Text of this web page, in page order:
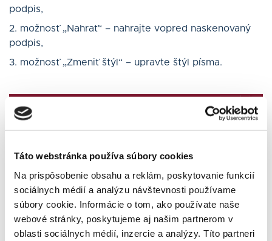
Táto webstránka používa súbory cookies
Na prispôsobenie obsahu a reklám, poskytovanie funkcií
sociálnych médií a analýzu návštevnosti používame
súbory cookie. Informácie o tom, ako používate naše
webové stránky, poskytujeme aj našim partnerom v
oblasti sociálnych médií, inzercie a analýzy. Títo partneri
podpis,
2. možnosť „Nahrať“ – nahrajte vopred naskenovaný
podpis,
3. možnosť „Zmeniť štýl“ – upravte štýl písma.